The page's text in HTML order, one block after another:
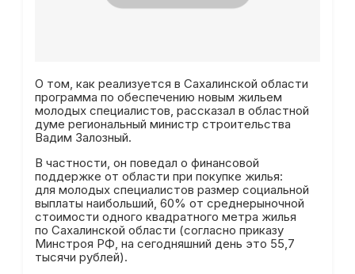
О том, как реализуется в Сахалинской области
программа по обеспечению новым жильем
молодых специалистов, рассказал в областной
думе региональный министр строительства
Вадим Залозный.
В частности, он поведал о финансовой
поддержке от области при покупке жилья:
для молодых специалистов размер социальной
выплаты наибольший, 60% от среднерыночной
стоимости одного квадратного метра жилья
по Сахалинской области (согласно приказу
Минстроя РФ, на сегодняшний день это 55,7
тысячи рублей).